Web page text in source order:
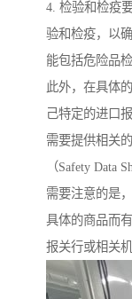
4. 检验和检疫
验和检疫，以
能包括危险品
此外，在具体
己特定的进口
需要提供相关
（Safety Data
需要注意的是
具体的商品而
报关行或相关